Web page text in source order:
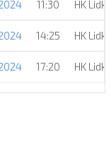
11:30 HK
14:25 HK
17:20 HK